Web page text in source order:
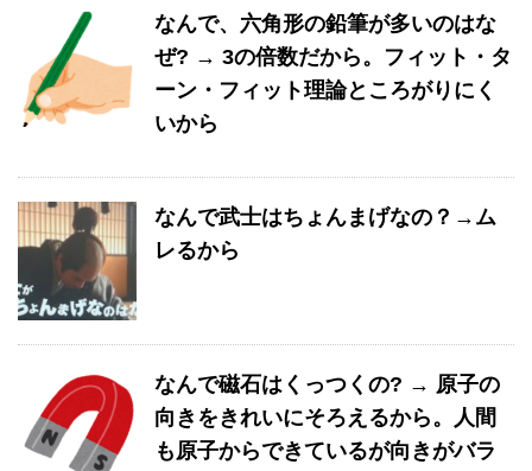
なんで、六角形の鉛筆が多いのはな
ぜ? → 3の倍数だから。フィット・タ
ーン・フィット理論ところがりにく
いから
なんで武士はちょんまげなの？→ム
レるから
なんで磁石はくっつくの? → 原子の
向きをきれいにそろえるから。人間
も原子からできているが向きがバラ